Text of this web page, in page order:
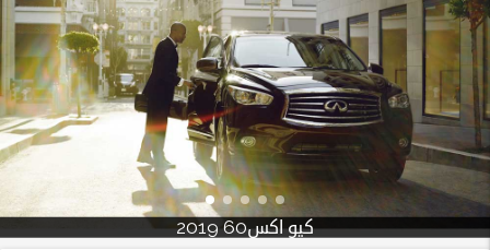
كيو اكس60 2019